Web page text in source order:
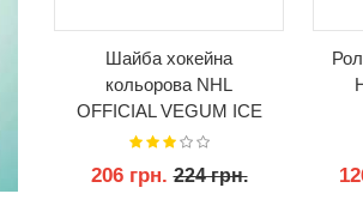
Шайба хокейна
кольорова NHL
OFFICIAL VEGUM ICE
HOCKEY PUCK
206 грн.224 грн.